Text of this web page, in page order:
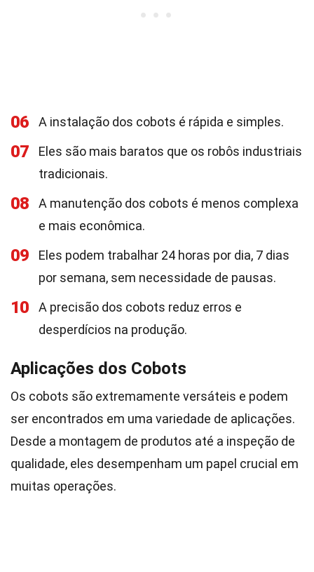
06 A instalação dos cobots é rápida e simples.
07
Eles são mais baratos que os robôs industriais
tradicionais.
08
A manutenção dos cobots é menos complexa
e mais econômica.
09
Eles podem trabalhar 24 horas por dia, 7 dias
por semana, sem necessidade de pausas.
10
A precisão dos cobots reduz erros e
desperdícios na produção.
Aplicações dos Cobots
Os cobots são extremamente versáteis e podem
ser encontrados em uma variedade de aplicações.
Desde a montagem de produtos até a inspeção de
qualidade, eles desempenham um papel crucial em
muitas operações.